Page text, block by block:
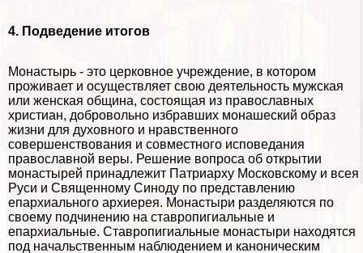
4. Подведение итогов
Монастырь - это церковное учреждение, в котором
проживает и осуществляет свою деятельность мужская
или женская община, состоящая из православных
христиан, добровольно избравших монашеский образ
жизни для духовного и нравственного
совершенствования и совместного исповедания
православной веры. Решение вопроса об открытии
монастырей принадлежит Патриарху Московскому и всея
Руси и Священному Синоду по представлению
епархиального архиерея. Монастыри разделяются по
своему подчинению на ставропигиальные и
епархиальные. Ставропигиальные монастыри находятся
под начальственным наблюдением и каноническим